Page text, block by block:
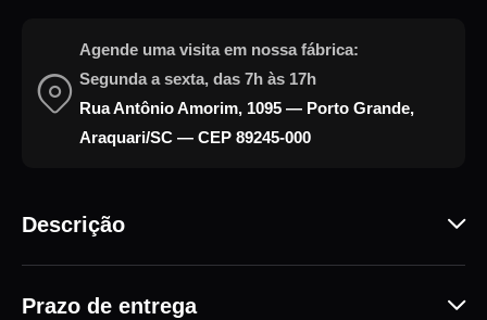
Agende uma visita em nossa fábrica:
Segunda a sexta, das 7h às 17h
Rua Antônio Amorim, 1095 — Porto Grande,
Araquari/SC — CEP 89245-000
Descrição
Prazo de entrega